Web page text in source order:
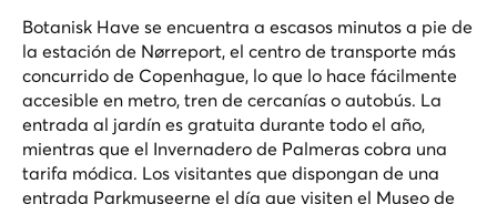
Botanisk Have se encuentra a escasos minutos a pie de
la estación de Nørreport, el centro de transporte más
concurrido de Copenhague, lo que lo hace fácilmente
accesible en metro, tren de cercanías o autobús. La
entrada al jardín es gratuita durante todo el año,
mientras que el Invernadero de Palmeras cobra una
tarifa módica. Los visitantes que dispongan de una
entrada Parkmuseerne el día que visiten el Museo de